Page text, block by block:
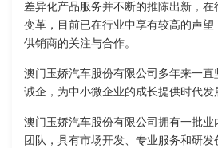
差异化产品服务并不断的推陈出新，在
变革，目前已在行业中享有较高的声望
供销商的关注与合作。
澳门玉娇汽车股份有限公司多年来一
诚企，为中小微企业的成长提供时代发
澳门玉娇汽车股份有限公司拥有一批
团队，具有市场开发、专业服务和研发